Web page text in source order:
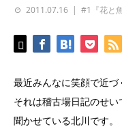
2011.07.16 #1『花と魚
最近みんなに笑顔で近づ
それは稽古場日記のせ
聞かせている北川です。